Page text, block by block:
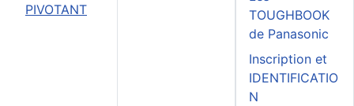
PIVOTANT
TOUGHBOOK
de Panasonic
Inscription et
IDENTIFICATIO
N